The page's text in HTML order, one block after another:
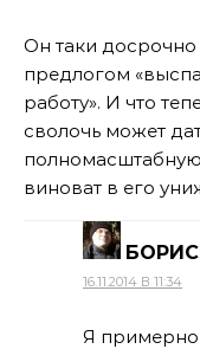
Он таки
предлогом
работу». И что
сволочь может
виноват в его
БОРИС
16.11.2014 В 11:34
Я примерно